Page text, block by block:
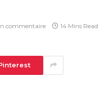
commentaire 14 Mins Read